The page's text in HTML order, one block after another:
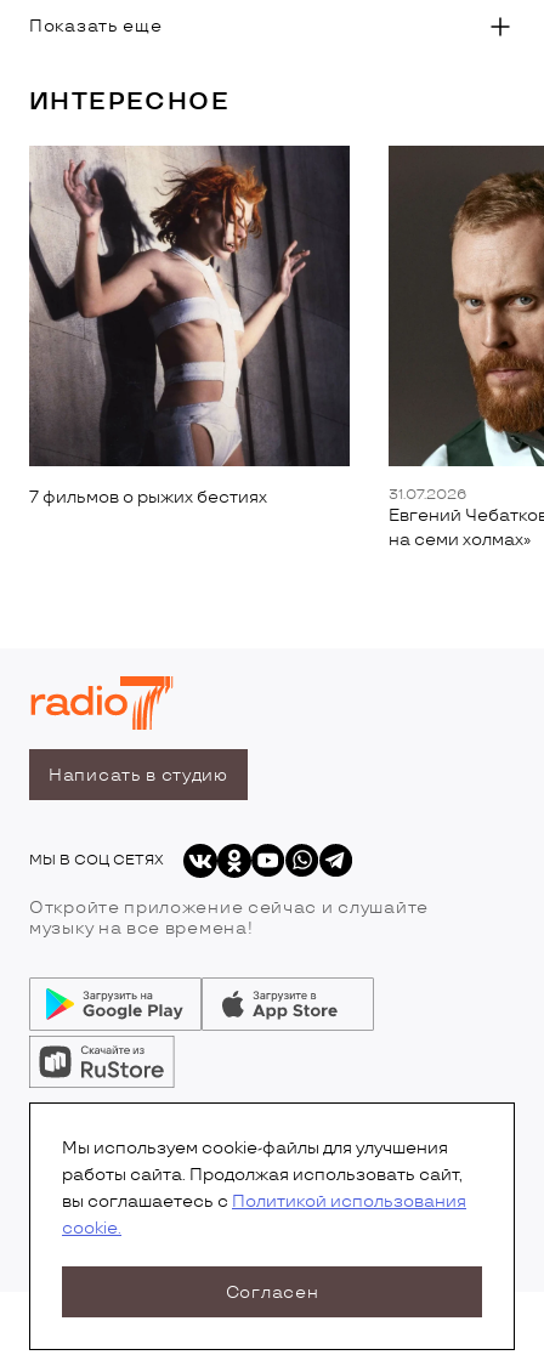
Показать еще
ИНТЕРЕСНОЕ
7 фильмов о рыжих бестиях 31.07.2026
Евгений
на семи холмах»
Написать в студию
МЫ В СОЦ СЕТЯХ
Откройте приложение сейчас и слушайте
музыку на все времена!
© Все права защищены.Copyright 2026© Радио 7
Мы используем cookie-файлы для улучшения
работы сайта. Продолжая использовать сайт,
вы соглашаетесь с Политикой использования
cookie.
Согласен